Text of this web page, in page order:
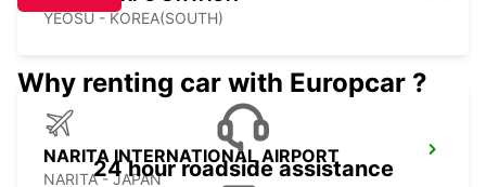
YEOSU - KOREA(SOUTH)
NARITA INTERNATIONAL AIRPORT
NARITA - JAPAN
Why renting car with Europcar ?
24 hour roadside assistance